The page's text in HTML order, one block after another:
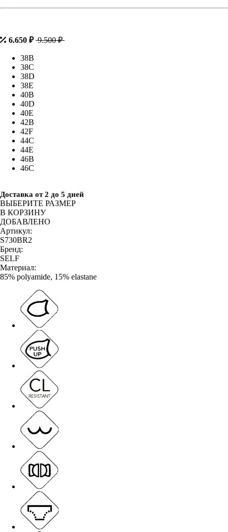
6.650 ₽ 9.500 ₽
38B
38C
38D
38E
40B
40D
40E
42B
42F
44C
44E
46B
46C
Доставка от 2 до 5 дней
ВЫБЕРИТЕ РАЗМЕР
В КОРЗИНУ
ДОБАВЛЕНО
Артикул:
S730BR2
Бренд:
SELF
Материал:
85% polyamide, 15% elastane